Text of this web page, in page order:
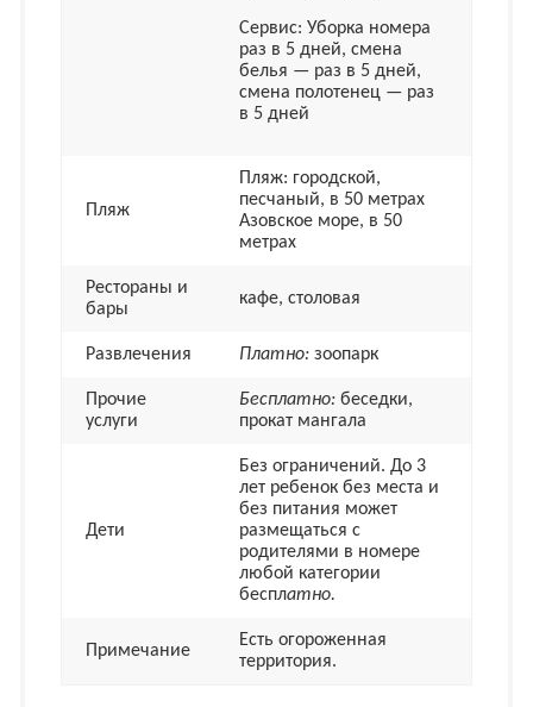
Сервис: Уборка номера
раз в 5 дней, смена
белья — раз в 5 дней,
смена полотенец — раз
в 5 дней
Пляж
Пляж: городской,
песчаный, в 50 метрах
Азовское море, в 50
метрах
Рестораны и
бары
кафе, столовая
Развлечения Платно: зоопарк
Прочие
услуги
Бесплатно: беседки,
прокат мангала
Дети
Без ограничений. До 3
лет ребенок без места и
без питания может
размещаться с
родителями в номере
любой категории
бесплатно.
Примечание
Есть огороженная
территория.